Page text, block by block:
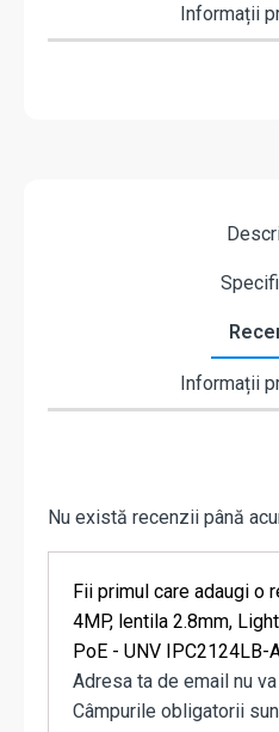
Informații
Informații
Nu există recenzii până
Fii primul care adaugi o
4MP, lentila 2.8mm,
PoE - UNV IPC2124LB-
Adresa ta de email nu
Câmpurile obligatorii